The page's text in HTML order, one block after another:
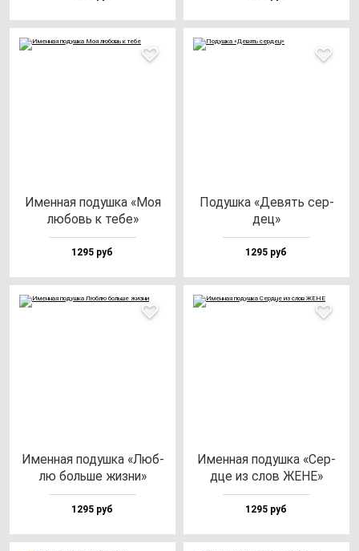
Имен­ная по­душ­ка «Моя
лю­бовь к те­бе»
1295 руб
Подуш­ка «Девять cер­
дец»
1295 руб
Имен­ная по­душ­ка «Люб­
лю боль­ше жиз­ни»
1295 руб
Имен­ная по­душ­ка «Сер­
дце из слов ЖЕНЕ»
1295 руб